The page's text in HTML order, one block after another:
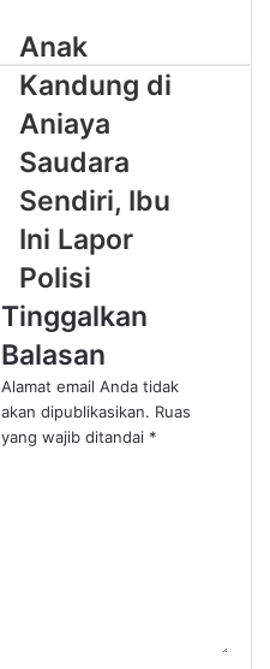
Anak
Kandung di
Aniaya
Saudara
Sendiri, Ibu
Ini Lapor
Polisi
Tinggalkan
Balasan
Alamat email Anda tidak
akan dipublikasikan. Ruas
yang wajib ditandai *